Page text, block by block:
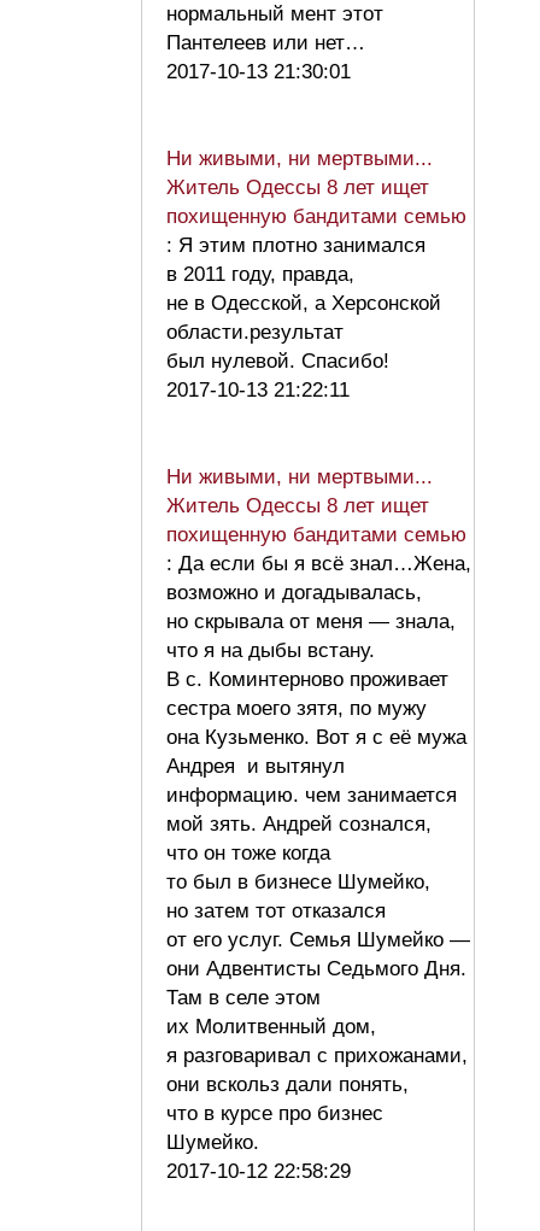
нормальный мент этот
Пантелеев или нет…
2017-10-13 21:30:01
Ни живыми, ни мертвыми...
Житель Одессы 8 лет ищет
похищенную бандитами семью
: Я этим плотно занимался
в 2011 году, правда,
не в Одесской, а Херсонской
области.результат
был нулевой. Спасибо!
2017-10-13 21:22:11
Ни живыми, ни мертвыми...
Житель Одессы 8 лет ищет
похищенную бандитами семью
: Да если бы я всё знал…Жена,
возможно и догадывалась,
но скрывала от меня — знала,
что я на дыбы встану.
В с. Коминтерново проживает
сестра моего зятя, по мужу
она Кузьменко. Вот я с её мужа
Андрея и вытянул
информацию. чем занимается
мой зять. Андрей сознался,
что он тоже когда
то был в бизнесе Шумейко,
но затем тот отказался
от его услуг. Семья Шумейко —
они Адвентисты Седьмого Дня.
Там в селе этом
их Молитвенный дом,
я разговаривал с прихожанами,
они вскольз дали понять,
что в курсе про бизнес
Шумейко.
2017-10-12 22:58:29